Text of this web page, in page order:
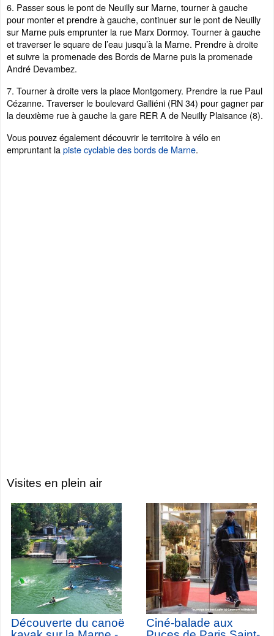
6. Passer sous le pont de Neuilly sur Marne, tourner à gauche
pour monter et prendre à gauche, continuer sur le pont de Neuilly
sur Marne puis emprunter la rue Marx Dormoy. Tourner à gauche
et traverser le square de l’eau jusqu’à la Marne. Prendre à droite
et suivre la promenade des Bords de Marne puis la promenade
André Devambez.
7. Tourner à droite vers la place Montgomery. Prendre la rue Paul
Cézanne. Traverser le boulevard Galliéni (RN 34) pour gagner par
la deuxième rue à gauche la gare RER A de Neuilly Plaisance (8).
Vous pouvez également découvrir le territoire à vélo en
empruntant lapiste cyclable des bords de Marne.
Visites en plein air
Découverte du canoë
Ciné-balade aux